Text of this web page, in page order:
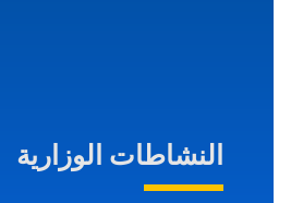
النشاطات الوزارية